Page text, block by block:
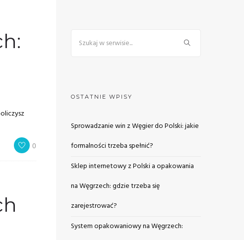
0
OSTATNIE WPISY
Sprowadzanie win z Węgier do Polski: jakie
formalności trzeba spełnić?
Sklep internetowy z Polski a opakowania
na Węgrzech: gdzie trzeba się
zarejestrować?
System opakowaniowy na Węgrzech: